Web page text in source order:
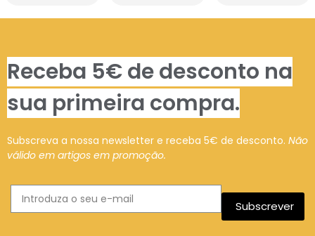
Receba 5€ de desconto na
sua primeira compra.
Subscreva a nossa newsletter e receba 5€ de desconto. Não
válido em artigos em promoção.
Subscrever